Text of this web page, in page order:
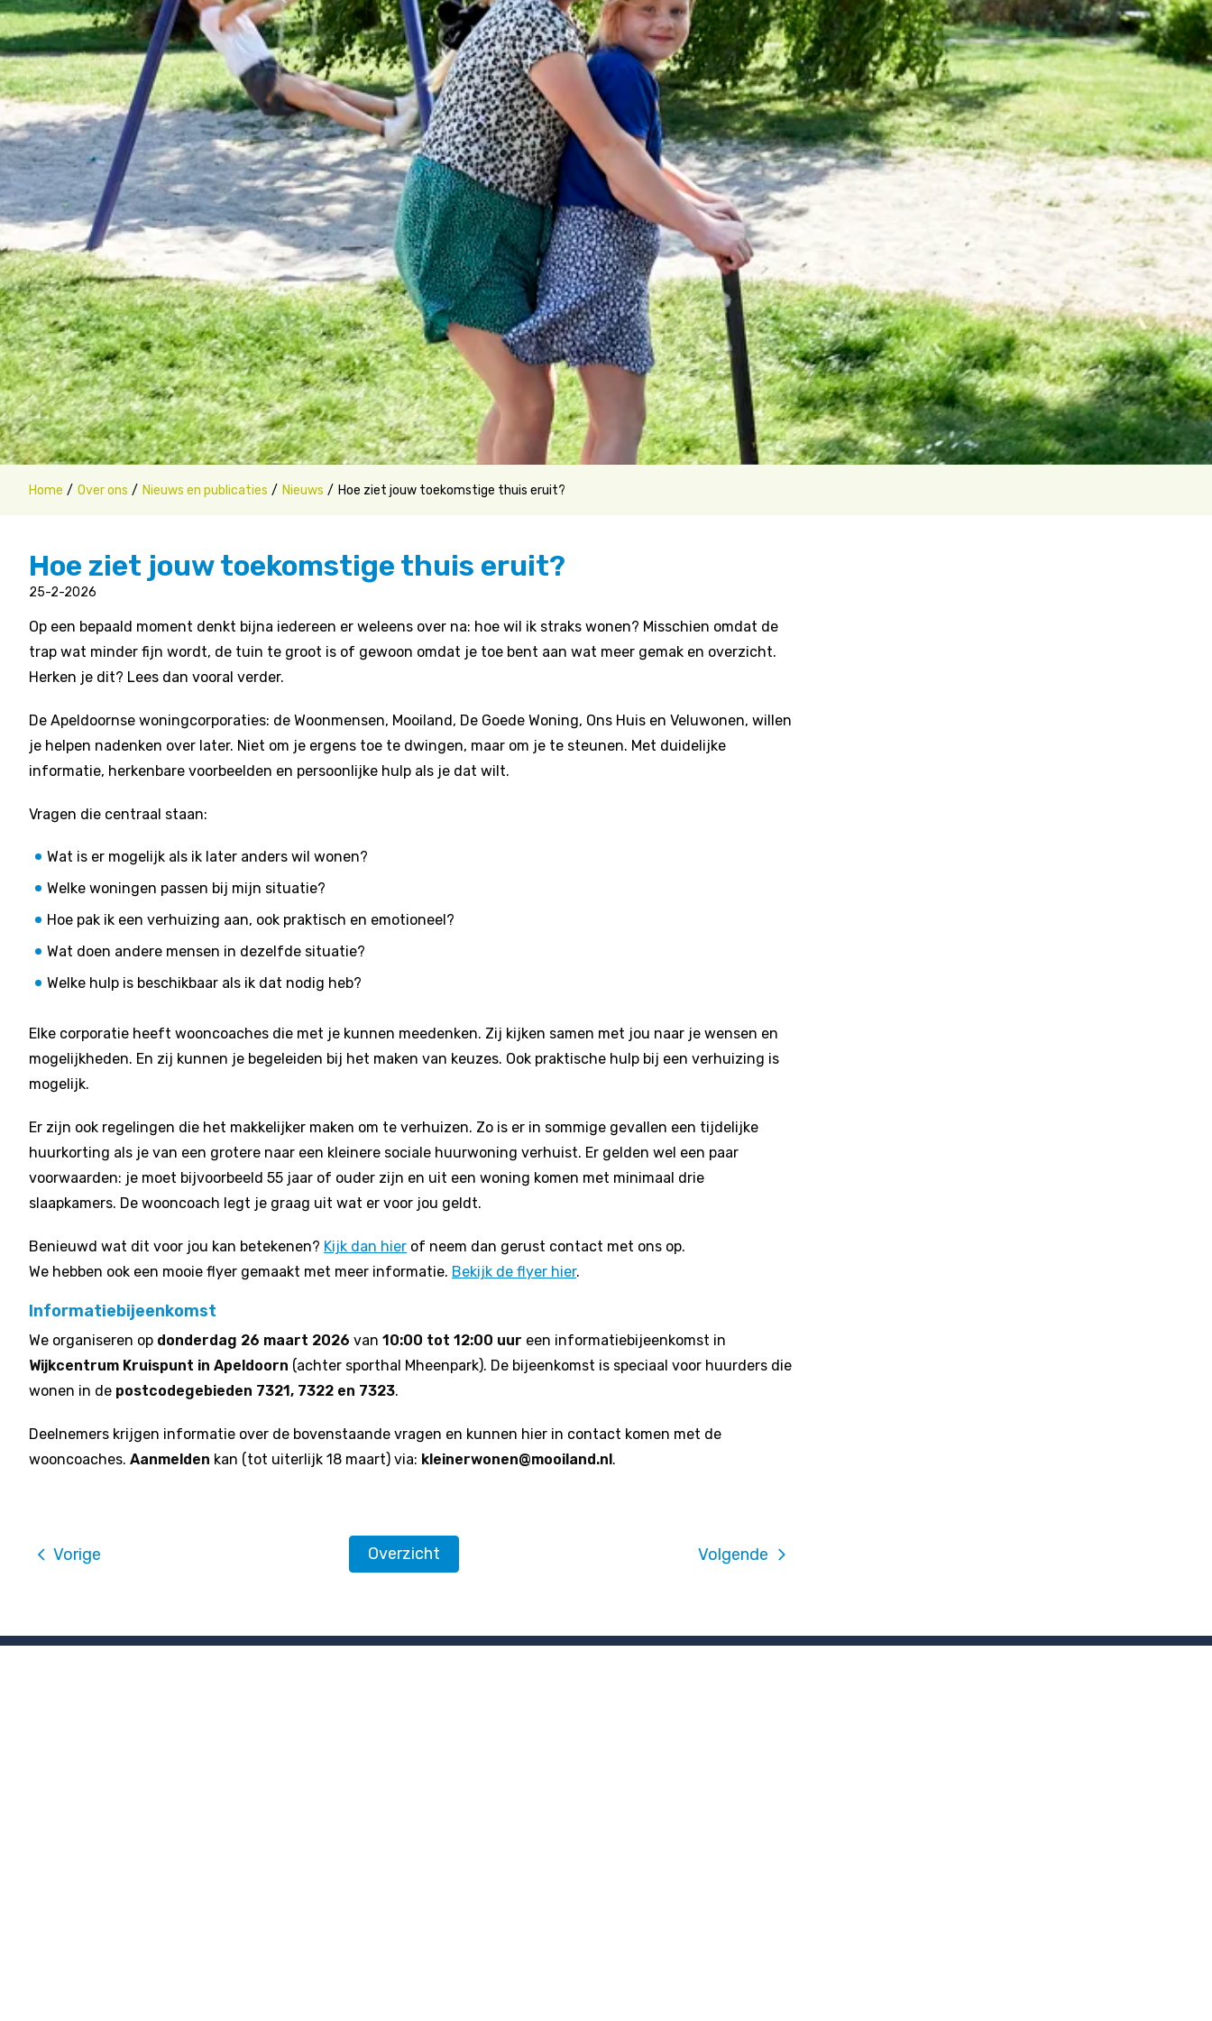
Home Over ons Nieuws en publicaties Nieuws Hoe ziet jouw toekomstige thuis eruit?
Hoe ziet jouw toekomstige thuis eruit?
25-2-2026
Op een bepaald moment denkt bijna iedereen er weleens over na: hoe wil ik straks wonen? Misschien omdat de
trap wat minder fijn wordt, de tuin te groot is of gewoon omdat je toe bent aan wat meer gemak en overzicht.
Herken je dit? Lees dan vooral verder.
De Apeldoornse woningcorporaties: de Woonmensen, Mooiland, De Goede Woning, Ons Huis en Veluwonen, willen
je helpen nadenken over later. Niet om je ergens toe te dwingen, maar om je te steunen. Met duidelijke
informatie, herkenbare voorbeelden en persoonlijke hulp als je dat wilt.
Vragen die centraal staan:
Wat is er mogelijk als ik later anders wil wonen?
Welke woningen passen bij mijn situatie?
Hoe pak ik een verhuizing aan, ook praktisch en emotioneel?
Wat doen andere mensen in dezelfde situatie?
Welke hulp is beschikbaar als ik dat nodig heb?
Elke corporatie heeft wooncoaches die met je kunnen meedenken. Zij kijken samen met jou naar je wensen en
mogelijkheden. En zij kunnen je begeleiden bij het maken van keuzes. Ook praktische hulp bij een verhuizing is
mogelijk.
Er zijn ook regelingen die het makkelijker maken om te verhuizen. Zo is er in sommige gevallen een tijdelijke
huurkorting als je van een grotere naar een kleinere sociale huurwoning verhuist. Er gelden wel een paar
voorwaarden: je moet bijvoorbeeld 55 jaar of ouder zijn en uit een woning komen met minimaal drie
slaapkamers. De wooncoach legt je graag uit wat er voor jou geldt.
Benieuwd wat dit voor jou kan betekenen? Kijk dan hier of neem dan gerust contact met ons op.
We hebben ook een mooie flyer gemaakt met meer informatie. Bekijk de flyer hier.
Informatiebijeenkomst
We organiseren op donderdag 26 maart 2026 van 10:00 tot 12:00 uur een informatiebijeenkomst in
Wijkcentrum Kruispunt in Apeldoorn (achter sporthal Mheenpark). De bijeenkomst is speciaal voor huurders die
wonen in de postcodegebieden 7321, 7322 en 7323.
Deelnemers krijgen informatie over de bovenstaande vragen en kunnen hier in contact komen met de
wooncoaches. Aanmelden kan (tot uiterlijk 18 maart) via: kleinerwonen@mooiland.nl .
Volgende
Overzicht
Vorige